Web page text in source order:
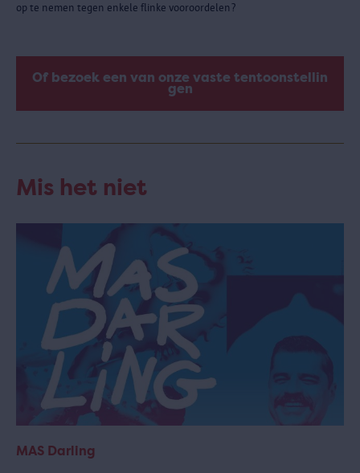
op te nemen tegen enkele flinke vooroordelen?
Of bezoek een van onze vaste tentoonstellin
gen
Mis het niet
MAS Darling